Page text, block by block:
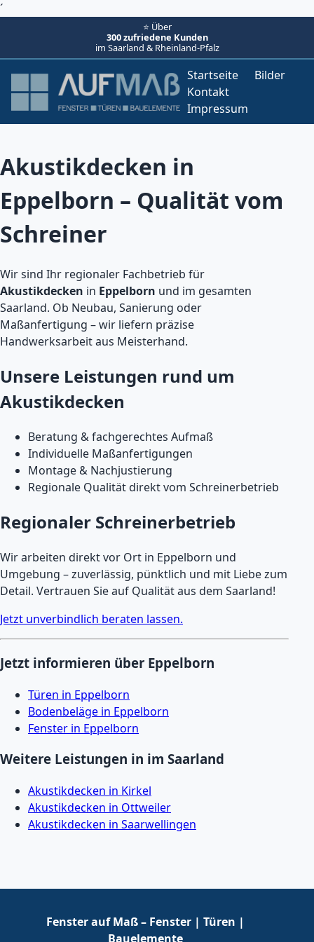
´
⭐ Über
300 zufriedene Kunden
im Saarland & Rheinland-Pfalz
Startseite
Bilder
Kontakt
Impressum
Akustikdecken in
Eppelborn – Qualität vom
Schreiner
Wir sind Ihr regionaler Fachbetrieb für
Akustikdecken in Eppelborn und im gesamten
Saarland. Ob Neubau, Sanierung oder
Maßanfertigung – wir liefern präzise
Handwerksarbeit aus Meisterhand.
Unsere Leistungen rund um
Akustikdecken
Beratung & fachgerechtes Aufmaß
Individuelle Maßanfertigungen
Montage & Nachjustierung
Regionale Qualität direkt vom Schreinerbetrieb
Regionaler Schreinerbetrieb
Wir arbeiten direkt vor Ort in Eppelborn und
Umgebung – zuverlässig, pünktlich und mit Liebe zum
Detail. Vertrauen Sie auf Qualität aus dem Saarland!
Jetzt unverbindlich beraten lassen.
Jetzt informieren über Eppelborn
Türen in Eppelborn
Bodenbeläge in Eppelborn
Fenster in Eppelborn
Weitere Leistungen in im Saarland
Akustikdecken in Kirkel
Akustikdecken in Ottweiler
Akustikdecken in Saarwellingen
Fenster auf Maß – Fenster | Türen |
Bauelemente